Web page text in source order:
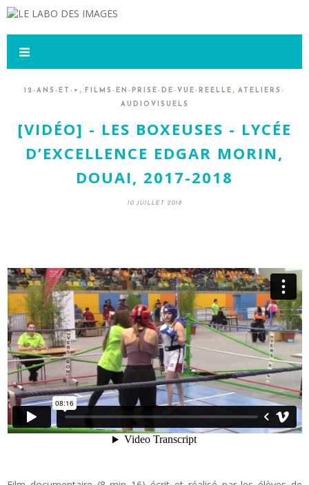
12-ANS-ET-+ , FILMS-EN-PRISE-DE-VUE-REELLE , ATELIERS-
AUDIOVISUELS
[VIDÉO] - LES BOXEUSES - LYCÉE
D’EXCELLENCE EDGAR MORIN,
DOUAI, 2017-2018
10 JUILLET 2018